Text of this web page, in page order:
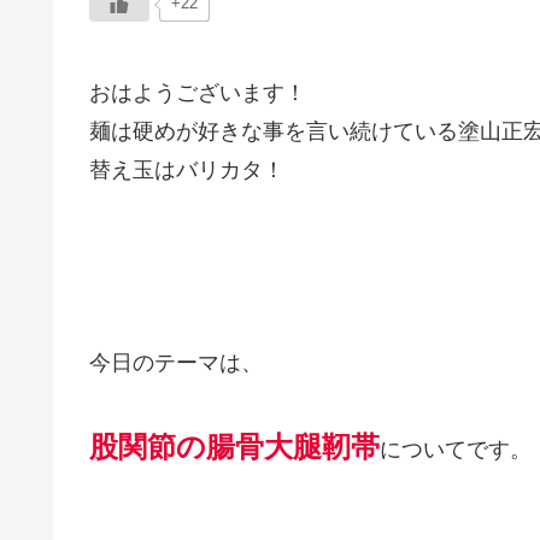
おはようございます！
麺は硬めが好きな事を言い続けている塗山正
替え玉はバリカタ！
今日のテーマは、
股関節の腸骨大腿靭帯についてです。